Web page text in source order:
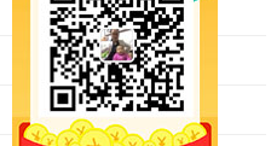
秸秆铡草机
青贮铡草机
牛羊铡草机